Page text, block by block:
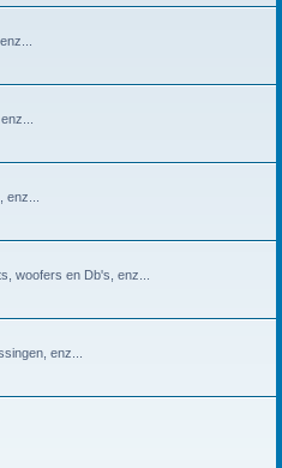
woofers en Db's, enz...
enz...